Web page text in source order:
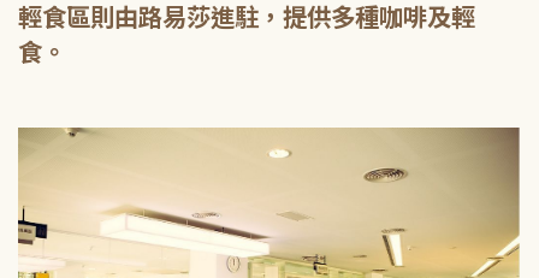
輕食區則由路易莎進駐，提供多種咖啡及輕
食。